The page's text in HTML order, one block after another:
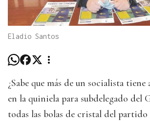
Eladio Santos
¿Sabe que más de un socialista
en la quiniela para subdelegado del
todas las bolas de cristal del partido